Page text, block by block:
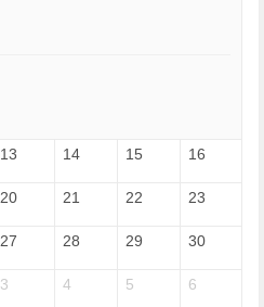
13 14 15 16
20 21 22 23
27 28 29 30
3 4 5 6